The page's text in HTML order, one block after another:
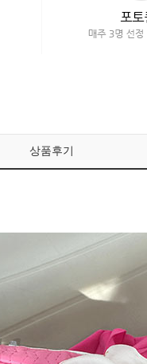
상품후기